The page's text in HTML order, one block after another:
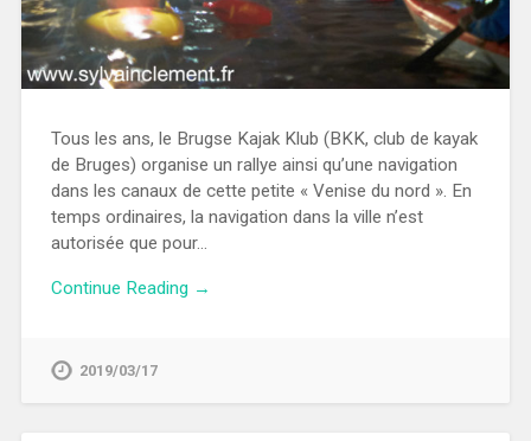
Tous les ans, le Brugse Kajak Klub (BKK, club de kayak
de Bruges) organise un rallye ainsi qu’une navigation
dans les canaux de cette petite « Venise du nord ». En
temps ordinaires, la navigation dans la ville n’est
autorisée que pour…
Continue Reading →
2019/03/17